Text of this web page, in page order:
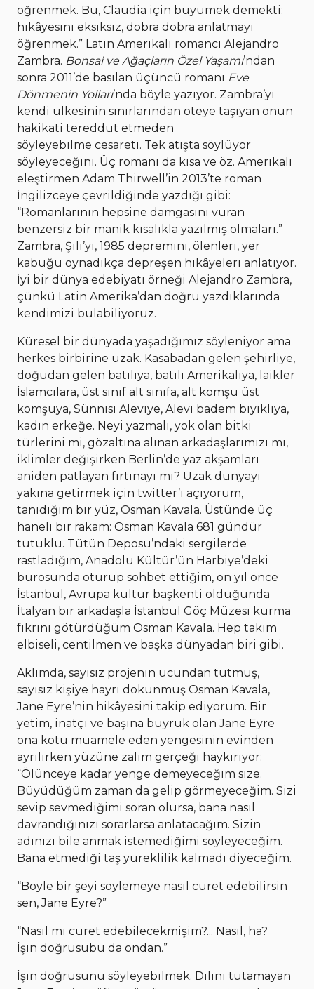
öğrenmek. Bu, Claudia için büyümek demekti:
hikâyesini eksiksiz, dobra dobra anlatmayı
öğrenmek.” Latin Amerikalı romancı Alejandro
Zambra. Bonsai ve Ağaçların Özel Yaşamı’ndan
sonra 2011’de basılan üçüncü romanı Eve
Dönmenin Yolları’nda böyle yazıyor. Zambra’yı
kendi ülkesinin sınırlarından öteye taşıyan onun
hakikati tereddüt etmeden
söyleyebilme cesareti. Tek atışta söylüyor
söyleyeceğini. Üç romanı da kısa ve öz. Amerikalı
eleştirmen Adam Thirwell’in 2013’te roman
İngilizceye çevrildiğinde yazdığı gibi:
“Romanlarının hepsine damgasını vuran
benzersiz bir manik kısalıkla yazılmış olmaları.”
Zambra, Şili’yi, 1985 depremini, ölenleri, yer
kabuğu oynadıkça depreşen hikâyeleri anlatıyor.
İyi bir dünya edebiyatı örneği Alejandro Zambra,
çünkü Latin Amerika’dan doğru yazdıklarında
kendimizi bulabiliyoruz.
Küresel bir dünyada yaşadığımız söyleniyor ama
herkes birbirine uzak. Kasabadan gelen şehirliye,
doğudan gelen batılıya, batılı Amerikalıya, laikler
İslamcılara, üst sınıf alt sınıfa, alt komşu üst
komşuya, Sünnisi Aleviye, Alevi badem bıyıklıya,
kadın erkeğe. Neyi yazmalı, yok olan bitki
türlerini mi, gözaltına alınan arkadaşlarımızı mı,
iklimler değişirken Berlin’de yaz akşamları
aniden patlayan fırtınayı mı? Uzak dünyayı
yakına getirmek için twitter’ı açıyorum,
tanıdığım bir yüz, Osman Kavala. Üstünde üç
haneli bir rakam: Osman Kavala 681 gündür
tutuklu. Tütün Deposu’ndaki sergilerde
rastladığım, Anadolu Kültür’ün Harbiye’deki
bürosunda oturup sohbet ettiğim, on yıl önce
İstanbul, Avrupa kültür başkenti olduğunda
İtalyan bir arkadaşla İstanbul Göç Müzesi kurma
fikrini götürdüğüm Osman Kavala. Hep takım
elbiseli, centilmen ve başka dünyadan biri gibi.
Aklımda, sayısız projenin ucundan tutmuş,
sayısız kişiye hayrı dokunmuş Osman Kavala,
Jane Eyre’nin hikâyesini takip ediyorum. Bir
yetim, inatçı ve başına buyruk olan Jane Eyre
ona kötü muamele eden yengesinin evinden
ayrılırken yüzüne zalim gerçeği haykırıyor:
“Ölünceye kadar yenge demeyeceğim size.
Büyüdüğüm zaman da gelip görmeyeceğim. Sizi
sevip sevmediğimi soran olursa, bana nasıl
davrandığınızı sorarlarsa anlatacağım. Sizin
adınızı bile anmak istemediğimi söyleyeceğim.
Bana etmediği taş yüreklilik kalmadı diyeceğim.
“Böyle bir şeyi söylemeye nasıl cüret edebilirsin
sen, Jane Eyre?”
“Nasıl mı cüret edebilecekmişim?... Nasıl, ha?
İşin doğrusubu da ondan.”
İşin doğrusunu söyleyebilmek. Dilini tutamayan